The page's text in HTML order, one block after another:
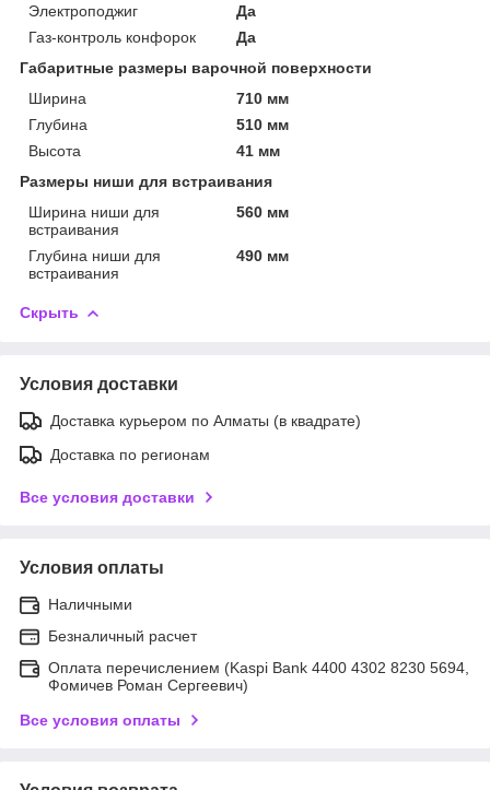
Электроподжиг
Да
Газ-контроль конфорок
Да
Габаритные размеры варочной поверхности
Ширина
710 мм
Глубина
510 мм
Высота
41 мм
Размеры ниши для встраивания
Ширина ниши для
встраивания
560 мм
Глубина ниши для
встраивания
490 мм
Скрыть
Условия доставки
Доставка курьером по Алматы (в квадрате)
Доставка по регионам
Все условия доставки
Условия оплаты
Наличными
Безналичный расчет
Оплата перечислением (Kaspi Bank 4400 4302 8230 5694,
Фомичев Роман Сергеевич)
Все условия оплаты